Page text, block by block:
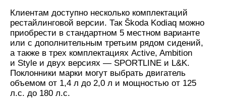
Клиентам доступно несколько комплектаций
рестайлинговой версии. Так Škoda Kodiaq можно
приобрести в стандартном 5 местном варианте
или с дополнительным третьим рядом сидений,
а также в трех комплектациях Active, Ambition
и Style и двух версиях — SPORTLINE и L&K.
Поклонники марки могут выбрать двигатель
объемом от 1,4 л до 2,0 л и мощностью от 125
л.с. до 180 л.с.